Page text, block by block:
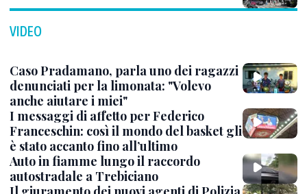
VIDEO
Caso Pradamano, parla uno dei ragazzi
denunciati per la limonata: "Volevo
anche aiutare i miei"
I messaggi di affetto per Federico
Franceschin: così il mondo del basket gli
è stato accanto fino all’ultimo
Auto in fiamme lungo il raccordo
autostradale a Trebiciano